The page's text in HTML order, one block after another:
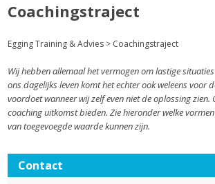
Coachingstraject
Egging Training & Advies > Coachingstraject
Wij hebben allemaal het vermogen om lastige
ons dagelijks leven komt het echter ook weleens voor
voordoet wanneer wij zelf even niet de oplossing
coaching uitkomst bieden. Zie hieronder welke
van toegevoegde waarde kunnen zijn.
Contact